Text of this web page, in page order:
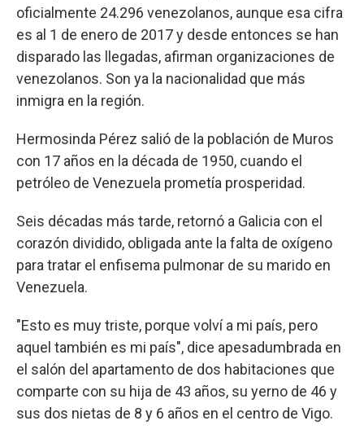
oficialmente 24.296 venezolanos, aunque esa cifra
es al 1 de enero de 2017 y desde entonces se han
disparado las llegadas, afirman organizaciones de
venezolanos. Son ya la nacionalidad que más
inmigra en la región.
Hermosinda Pérez salió de la población de Muros
con 17 años en la década de 1950, cuando el
petróleo de Venezuela prometía prosperidad.
Seis décadas más tarde, retornó a Galicia con el
corazón dividido, obligada ante la falta de oxígeno
para tratar el enfisema pulmonar de su marido en
Venezuela.
"Esto es muy triste, porque volví a mi país, pero
aquel también es mi país", dice apesadumbrada en
el salón del apartamento de dos habitaciones que
comparte con su hija de 43 años, su yerno de 46 y
sus dos nietas de 8 y 6 años en el centro de Vigo.